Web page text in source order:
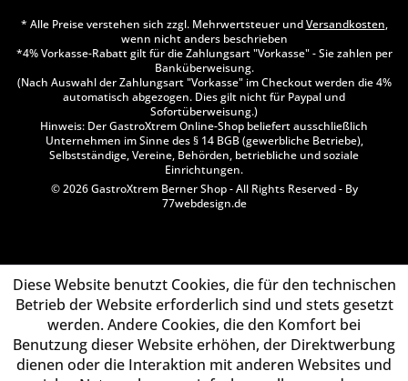
* Alle Preise verstehen sich zzgl. Mehrwertsteuer undVersandkosten,
wenn nicht anders beschrieben
*4% Vorkasse-Rabatt gilt für die Zahlungsart "Vorkasse" - Sie zahlen per
Banküberweisung.
(Nach Auswahl der Zahlungsart "Vorkasse" im Checkout werden die 4%
automatisch abgezogen. Dies gilt nicht für Paypal und
Sofortüberweisung.)
Hinweis: Der GastroXtrem Online-Shop beliefert ausschließlich
Unternehmen im Sinne des § 14 BGB (gewerbliche Betriebe),
Selbstständige, Vereine, Behörden, betriebliche und soziale
Einrichtungen.
© 2026 GastroXtrem Berner Shop - All Rights Reserved - By
77webdesign.de
Diese Website benutzt Cookies, die für den technischen
Betrieb der Website erforderlich sind und stets gesetzt
werden. Andere Cookies, die den Komfort bei
Benutzung dieser Website erhöhen, der Direktwerbung
dienen oder die Interaktion mit anderen Websites und